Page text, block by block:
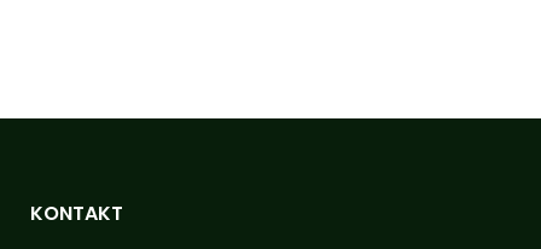
KONTAKT